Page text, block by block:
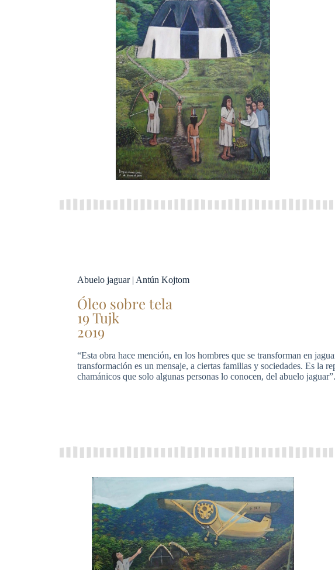
Abuelo jaguar | Antún Kojtom
Óleo sobre tela
19 Tujk
2019
“Esta obra hace mención, en los hombres que se transforman en
transformación es un mensaje, a ciertas familias y sociedades. Es la
chamánicos que solo algunas personas lo conocen, del abuelo jaguar”.